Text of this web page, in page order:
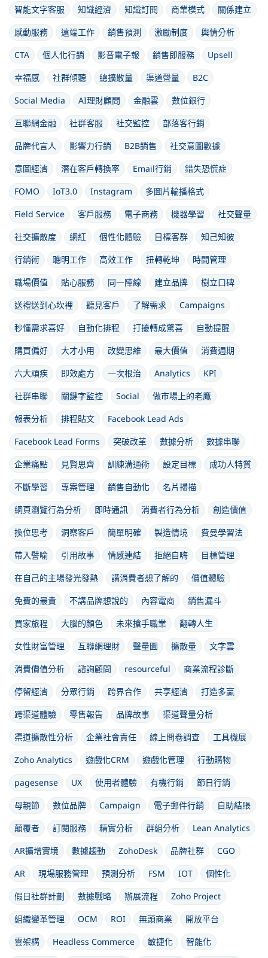
智能文字客服
知識經濟 知識訂閱 商業模式
關係建立
感動服務
遠端工作 銷售預測 激勵制度
輿情分析
CTA
個人化行銷 影音電子報 銷售即服務
Upsell
幸福感
社群傾聽 總擴散量 渠道聲量
B2C
Social Media
AI理財顧問 金融雲
數位銀行
互聯網金融
社群客服 社交監控
部落客行銷
品牌代言人
影響力行銷 B2B銷售
社交意圖數據
意圖經濟
潛在客戶轉換率 Email行銷
錯失恐慌症
FOMO
IoT3.0 Instagram
多圖片輪播格式
Field Service
客戶服務 電子商務 機器學習
社交聲量
社交擴散度
網紅 個性化體驗 目標客群
知己知彼
行銷術
聰明工作 高效工作 扭轉乾坤
時間管理
職場價值
貼心服務 同一陣線 建立品牌
樹立口碑
送禮送到心坎裡
聽見客戶 了解需求
Campaigns
秒懂需求喜好
自動化排程 打擾轉成驚喜
自動提醒
購買偏好
大才小用 改變思維 最大價值
消費週期
六大頑疾
即效處方 一次根治 Analytics
KPI
社群串聯
關鍵字監控 Social
做市場上的老鷹
報表分析
排程貼文
Facebook Lead Ads
Facebook Lead Forms
突破改革 數據分析
數據串聯
企業痛點
見賢思齊 訓練溝通術 設定目標
成功人特質
不斷學習
專案管理 銷售自動化
名片掃描
網頁瀏覽行為分析
即時通訊 消費者行為分析
創造價值
換位思考
洞察客戶 簡單明確 製造情境
費曼學習法
帶入譬喻
引用故事 情感連結 拒絕自嗨
目標管理
在自己的主場發光發熱
講消費者想了解的
價值體驗
免費的最貴
不講品牌想說的 內容電商
銷售漏斗
買家旅程
大腦的顏色 未來搶手職業
翻轉人生
女性財富管理
互聯網理財 聲量圖 擴散量
文字雲
消費價值分析
諮詢顧問 resourceful
商業流程診斷
停留經濟
分眾行銷 跨界合作 共享經濟
打造多贏
跨渠道體驗
零售報告 品牌故事
渠道聲量分析
渠道擴散性分析
企業社會責任 線上問卷調查
工具機展
Zoho Analytics
遊戲化CRM 遊戲化管理
行動購物
pagesense
UX 使用者體驗 有機行銷
節日行銷
母親節
數位品牌 Campaign 電子郵件行銷
自助結賬
顛覆者
訂閱服務 精實分析 群組分析
Lean Analytics
AR擴增實境
數據趨動 ZohoDesk 品牌社群
CGO
AR
現場服務管理 預測分析 FSM IOT
個性化
假日社群計劃
數據戰略 辦展流程
Zoho Project
組織變革管理
OCM ROI 無頭商業
開放平台
雲架構
Headless Commerce 敏捷化
智能化